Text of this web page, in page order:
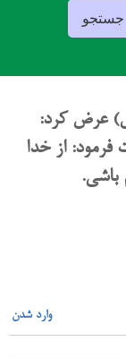
عرض کرد:
از خدا
باشی.
وارد شدن